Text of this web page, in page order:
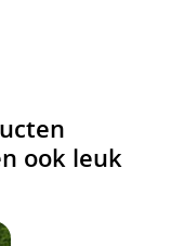
ook leuk